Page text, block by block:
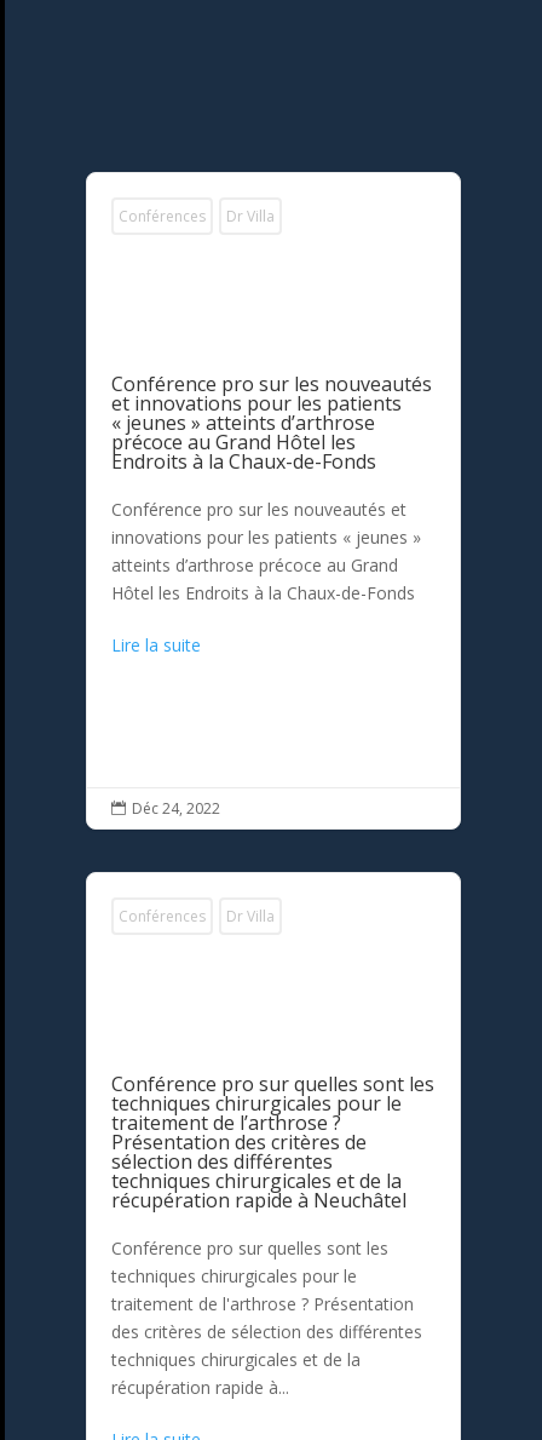
Conférences Dr Villa
Conférence pro sur les nouveautés
et innovations pour les patients
« jeunes » atteints d’arthrose
précoce au Grand Hôtel les
Endroits à la Chaux-de-Fonds
Conférence pro sur les nouveautés et
innovations pour les patients « jeunes »
atteints d’arthrose précoce au Grand
Hôtel les Endroits à la Chaux-de-Fonds
Lire la suite
 Déc 24, 2022
Conférences Dr Villa
Conférence pro sur quelles sont les
techniques chirurgicales pour le
traitement de l’arthrose ?
Présentation des critères de
sélection des différentes
techniques chirurgicales et de la
récupération rapide à Neuchâtel
Conférence pro sur quelles sont les
techniques chirurgicales pour le
traitement de l'arthrose ? Présentation
des critères de sélection des différentes
techniques chirurgicales et de la
récupération rapide à...